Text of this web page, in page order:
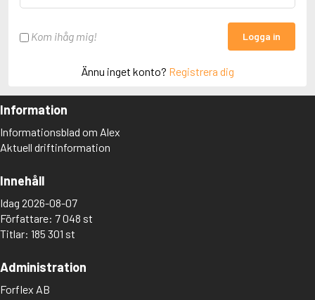
Kom ihåg mig! Logga in
Ännu inget konto? Registrera dig
Information
Informationsblad om Alex
Aktuell driftinformation
Innehåll
Idag 2026-08-07
Författare: 7 048 st
Titlar: 185 301 st
Administration
Forflex AB